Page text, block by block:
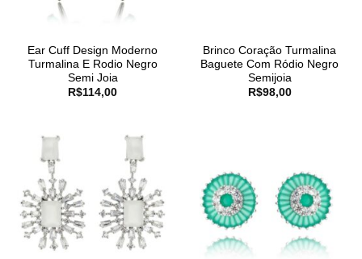
Ear Cuff Design Moderno
Turmalina E Rodio Negro
Semi Joia
R$114,00
Brinco Coração Turmalina
Baguete Com Ródio Negro
Semijoia
R$98,00